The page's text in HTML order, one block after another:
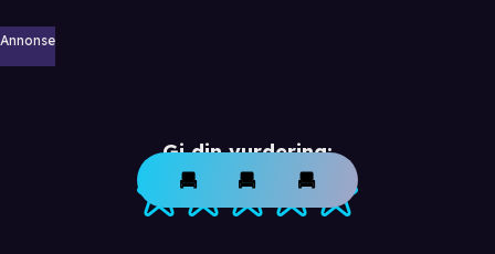
Annonse
Gi din vurdering: